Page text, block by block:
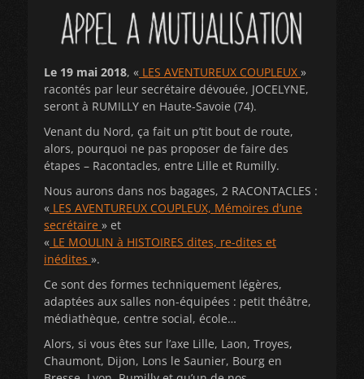
Le 19 mai 2018, « LES AVENTUREUX COUPLEUX »
racontés par leur secrétaire dévouée, JOCELYNE,
seront à RUMILLY en Haute-Savoie (74).
Venant du Nord, ça fait un p’tit bout de route,
alors, pourquoi ne pas proposer de faire des
étapes – Racontacles, entre Lille et Rumilly.
Nous aurons dans nos bagages, 2 RACONTACLES :
« LES AVENTUREUX COUPLEUX, Mémoires d’une
secrétaire » et
« LE MOULIN à HISTOIRES dites, re-dites et
inédites ».
Ce sont des formes techniquement légères,
adaptées aux salles non-équipées : petit théâtre,
médiathèque, centre social, école…
Alors, si vous êtes sur l’axe Lille, Laon, Troyes,
Chaumont, Dijon, Lons le Saunier, Bourg en